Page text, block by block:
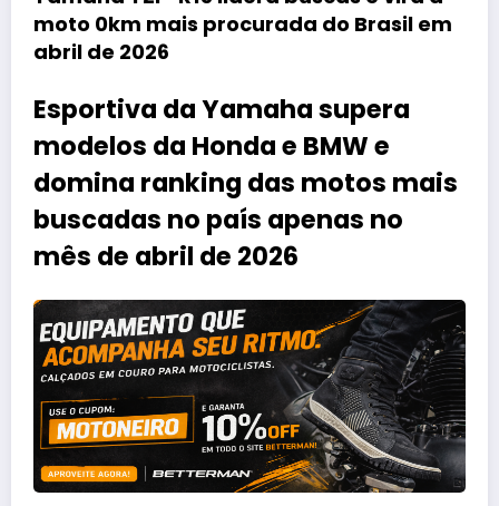
moto 0km mais procurada do Brasil em
abril de 2026
Esportiva da Yamaha supera
modelos da Honda e BMW e
domina ranking das motos mais
buscadas no país apenas no
mês de abril de 2026